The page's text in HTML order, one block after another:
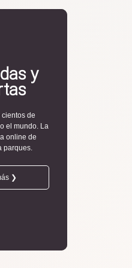
y
cientos de
el mundo. La
online de
parques.
❯